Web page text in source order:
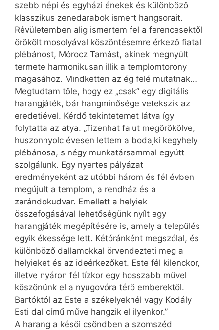
szebb népi és egyházi énekek és különböző
klasszikus zenedarabok ismert hangsorait.
Révületemben alig ismertem fel a ferencesektől
örökölt mosolyával köszöntésemre érkező fiatal
plébánost, Mórocz Tamást, akinek megnyúlt
termete harmonikusan illik a templomtorony
magasához. Mindketten az ég felé mutatnak…
Megtudtam tőle, hogy ez „csak” egy digitális
harangjáték, bár hangminősége vetekszik az
eredetiével. Kérdő tekintetemet látva így
folytatta az atya: „Tizenhat falut megörökölve,
huszonnyolc évesen lettem a bodajki kegyhely
plébánosa, s négy munkatársammal együtt
szolgálunk. Egy nyertes pályázat
eredményeként az utóbbi három és fél évben
megújult a templom, a rendház és a
zarándokudvar. Emellett a helyiek
összefogásával lehetőségünk nyílt egy
harangjáték megépítésére is, amely a település
egyik ékessége lett. Kétóránként megszólal, és
különböző dallamokkal örvendezteti meg a
helyieket és az ideérkezőket. Este fél kilenckor,
illetve nyáron fél tízkor egy hosszabb művel
köszönünk el a nyugovóra térő emberektől.
Bartóktól az Este a székelyeknél vagy Kodály
Esti dal című műve hangzik el ilyenkor.”
A harang a késői csöndben a szomszéd